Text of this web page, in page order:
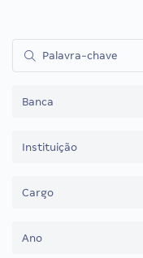
Banca
Instituição
Cargo
Ano